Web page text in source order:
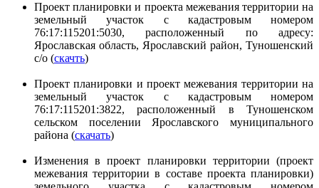
Проект планировки и проекта межевания территории на
земельный участок с кадастровым номером
76:17:115201:5030, расположенный по адресу:
Ярославская область, Ярославский район, Туношенский
с/о (скачть)
Проект планировки и проект межевания территории на
земельный участок с кадастровым номером
76:17:115201:3822, расположенный в Туношенском
сельском поселении Ярославского муниципального
района (скачать)
Изменения в проект планировки территории (проект
межевания территории в составе проекта планировки)